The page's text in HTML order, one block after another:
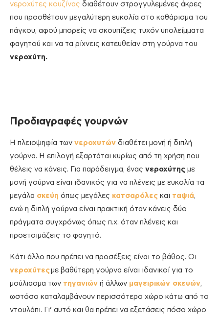
νεροχύτες κουζίνας διαθέτουν στρογγυλεμένες άκρες
που προσθέτουν μεγαλύτερη ευκολία στο καθάρισμα του
πάγκου, αφού μπορείς να σκουπίζεις τυχόν υπολείμματα
φαγητού και να τα ρίχνεις κατευθείαν στη γούρνα του
νεροχύτη.
Προδιαγραφές γουρνών
Η πλειοψηφία των νεροχυτών διαθέτει μονή ή διπλή
γούρνα. Η επιλογή εξαρτάται κυρίως από τη χρήση που
θέλεις να κάνεις. Για παράδειγμα, ένας νεροχύτης με
μονή γούρνα είναι ιδανικός για να πλένεις με ευκολία τα
μεγάλα σκεύη όπως μεγάλες κατσαρόλες και ταψιά,
ενώ η διπλή γούρνα είναι πρακτική όταν κάνεις δύο
πράγματα συγχρόνως όπως π.χ. όταν πλένεις και
προετοιμάζεις το φαγητό.
Κάτι άλλο που πρέπει να προσέξεις είναι το βάθος. Οι
νεροχύτεςμε βαθύτερη γούρνα είναι ιδανικοί για το
μούλιασμα των τηγανιών ή άλλων μαγειρικών σκευών,
ωστόσο καταλαμβάνουν περισσότερο χώρο κάτω από το
ντουλάπι. Γι’ αυτό και θα πρέπει να εξετάσεις πόσο χώρο